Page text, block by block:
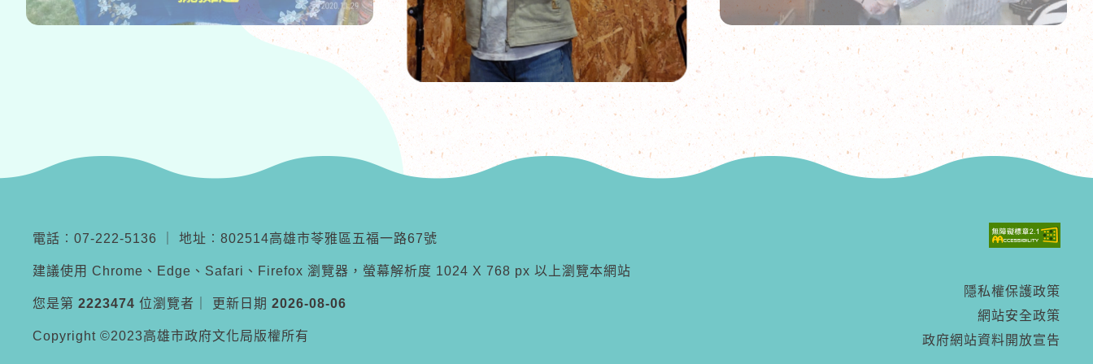
電話︰07-222-5136 地址︰802514高雄市苓雅區五福一路67號
建議使用 Chrome、Edge、Safari、Firefox 瀏覽器，螢幕解析度 1024 X 768 px 以上瀏覽本網站
您是第 2223474 位瀏覽者 更新日期 2026-08-06
Copyright ©2023高雄市政府文化局版權所有
隱私權保護政策
網站安全政策
政府網站資料開放宣告